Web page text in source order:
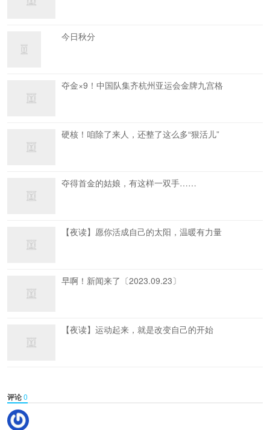
今日秋分
夺金×9！中国队集齐杭州亚运会金牌九宫格
硬核！咱除了来人，还整了这么多“狠活儿”
夺得首金的姑娘，有这样一双手……
【夜读】愿你活成自己的太阳，温暖有力量
早啊！新闻来了〔2023.09.23〕
【夜读】运动起来，就是改变自己的开始
评论0